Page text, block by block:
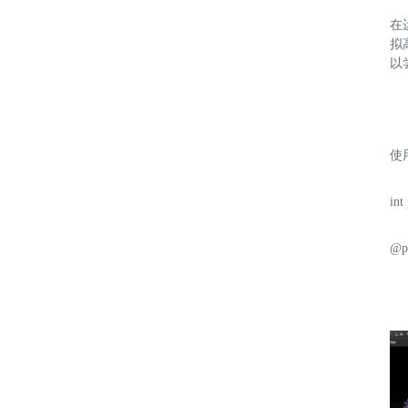
在
拟
以
使
int